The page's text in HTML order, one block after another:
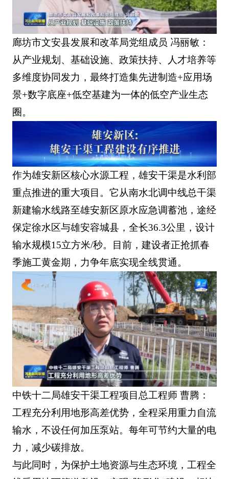
廊坊市文安县发展和改革局党组成员 冯丽敏：
从产业规划、基础设施、政策扶持、人才培养等
多维度协同发力，最终打造集先进制造+应用场
景+数字底座+低空基建为一体的低空产业生态
圈。
作为雄安新区核心水源工程，雄安干渠是水利部
重点推进的重大项目。它从南水北调中线总干渠
新建输水线路至雄安新区原水应急调蓄池，途经
保定徐水区与雄安容城县，全长36.3公里，设计
输水规模15立方米/秒。目前，建设者正抢抓春
季施工黄金期，力争年底实现全线贯通。
中铁十二局雄安干渠工程项目总工程师 曹腾：
工程充分利用地形高差优势，全程采用重力自流
输水，不设任何加压泵站。每年可节约大量的电
力，减少碳排放。
与此同时，为保护土地资源与生态环境，工程全